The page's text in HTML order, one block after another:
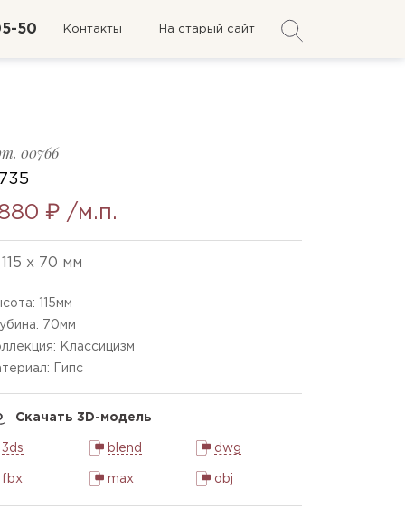
50 Контакты На старый сайт
00766
735
₽ /м.п.
115 x 70 мм
115мм
70мм
Классицизм
Гипс
Скачать 3D-модель
3ds blend dwg
fbx max obj